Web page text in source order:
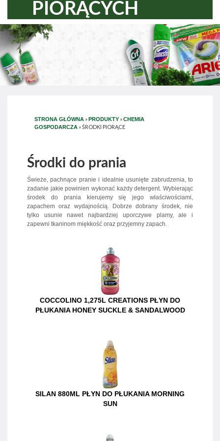
PIORĄCYCH
STRONA GŁÓWNA » PRODUKTY »CHEMIA
GOSPODARCZA »ŚRODKI PIORĄCE
Środki do prania
Świeże, pachnące pranie i idealnie usunięte zabrudzenia, to
zadanie jakie powinien wykonać każdy detergent. Wybierając
środek do prania kierujemy się jego właściwościami,
zapachem oraz wydajnością. Dobrze dobrany środek, nie
tylko usunie nawet najbardziej uporczywe plamy, ale i
zapewni tkaninom miękkość oraz przyjemny zapach.
COCCOLINO 1,275L CREATIONS PŁYN DO
PŁUKANIA HONEY SUCKLE & SANDALWOOD
SILAN 880ML PŁYN DO PŁUKANIA MORNING
SUN